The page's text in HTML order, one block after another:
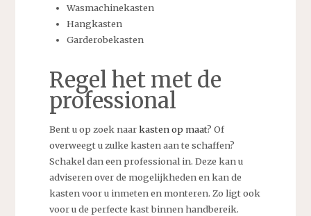
Wasmachinekasten
Hangkasten
Garderobekasten
Regel het met de
professional
Bent u op zoek naarkasten op maat? Of
overweegt u zulke kasten aan te schaffen?
Schakel dan een professional in. Deze kan u
adviseren over de mogelijkheden en kan de
kasten voor u inmeten en monteren. Zo ligt ook
voor u de perfecte kast binnen handbereik.